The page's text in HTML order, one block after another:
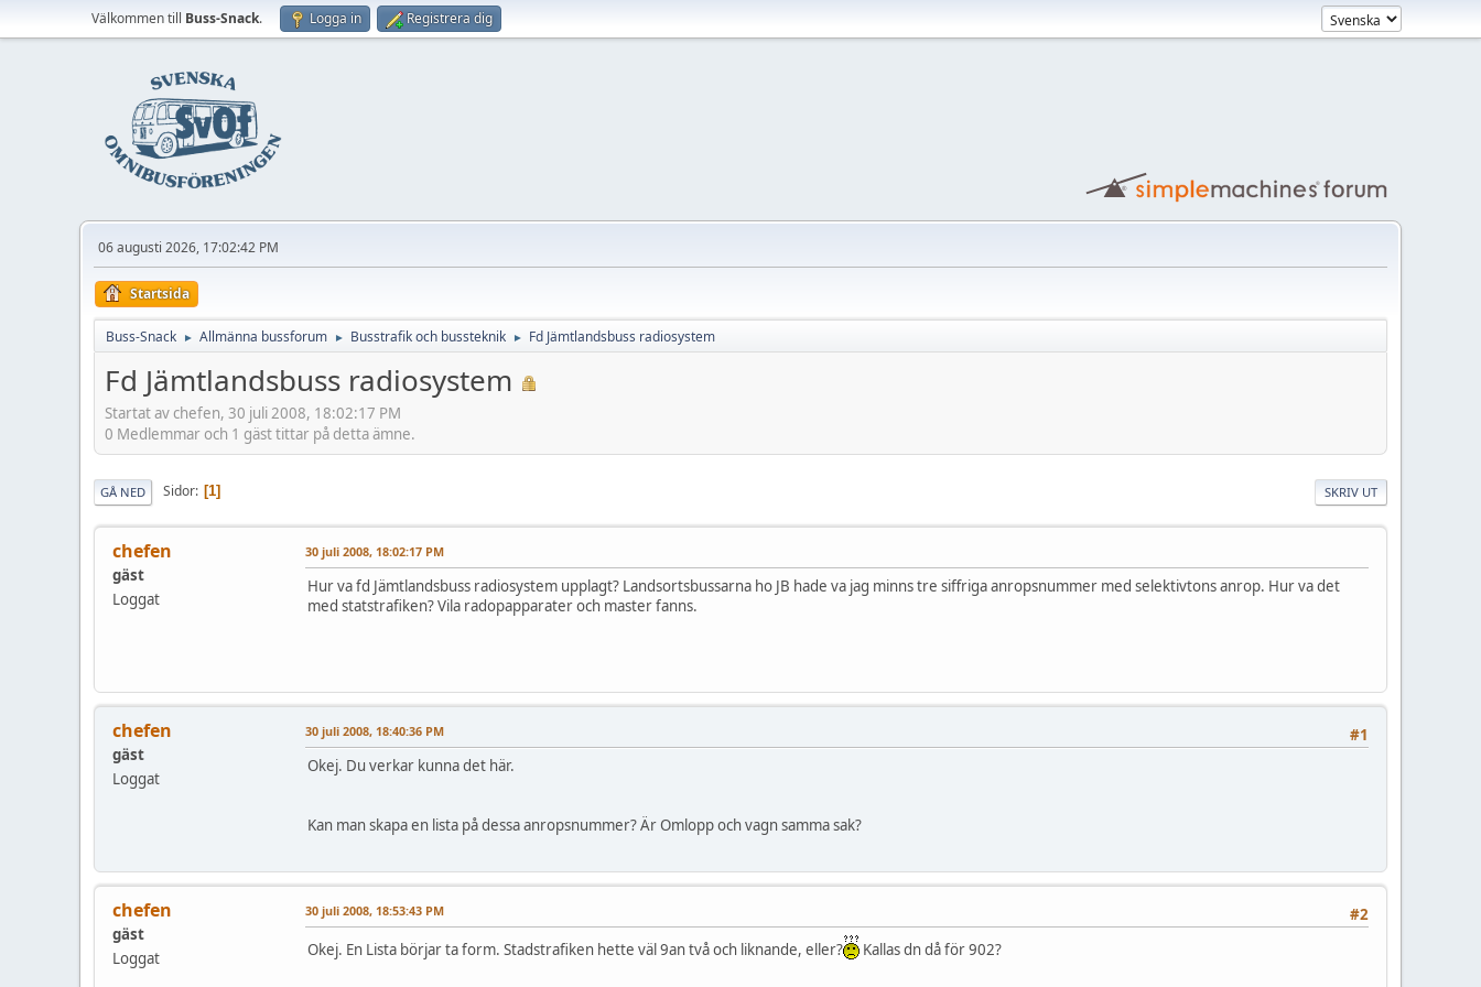
Välkommen till Buss-Snack. Logga in Registrera dig
06 augusti 2026, 17:02:42 PM
Startsida
Buss-Snack ► Allmänna bussforum ► Busstrafik och bussteknik ► Fd Jämtlandsbuss radiosystem
Fd Jämtlandsbuss radiosystem
Startat av chefen, 30 juli 2008, 18:02:17 PM
0 Medlemmar och 1 gäst tittar på detta ämne.
SKRIV UT
GÅ NED Sidor 1
chefen
gäst
Loggat
30 juli 2008, 18:02:17 PM
Hur va fd Jämtlandsbuss radiosystem upplagt? Landsortsbussarna ho JB hade va jag minns tre siffriga anropsnummer med selektivtons anrop. Hur va det
med statstrafiken? Vila radopapparater och master fanns.
chefen
gäst
Loggat
#1
30 juli 2008, 18:40:36 PM
Okej. Du verkar kunna det här.
Kan man skapa en lista på dessa anropsnummer? Är Omlopp och vagn samma sak?
chefen
gäst
Loggat
#2
30 juli 2008, 18:53:43 PM
Okej. En Lista börjar ta form. Stadstrafiken hette väl 9an två och liknande, eller? Kallas dn då för 902?